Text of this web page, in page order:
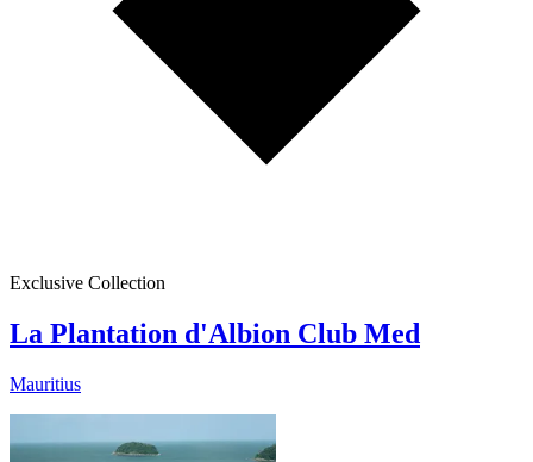
Exclusive Collection
La Plantation d'Albion Club Med
Mauritius